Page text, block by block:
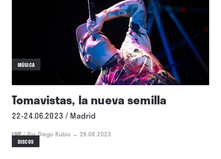
MÚSICA
Tomavistas, la nueva semilla
22-24.06.2023 / Madrid
LIVE/Por Diego Rubio → 26.06.2023